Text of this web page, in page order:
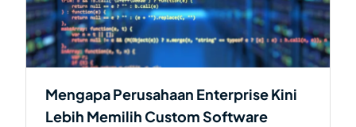
Mengapa Perusahaan Enterprise Kini
Lebih Memilih Custom Software